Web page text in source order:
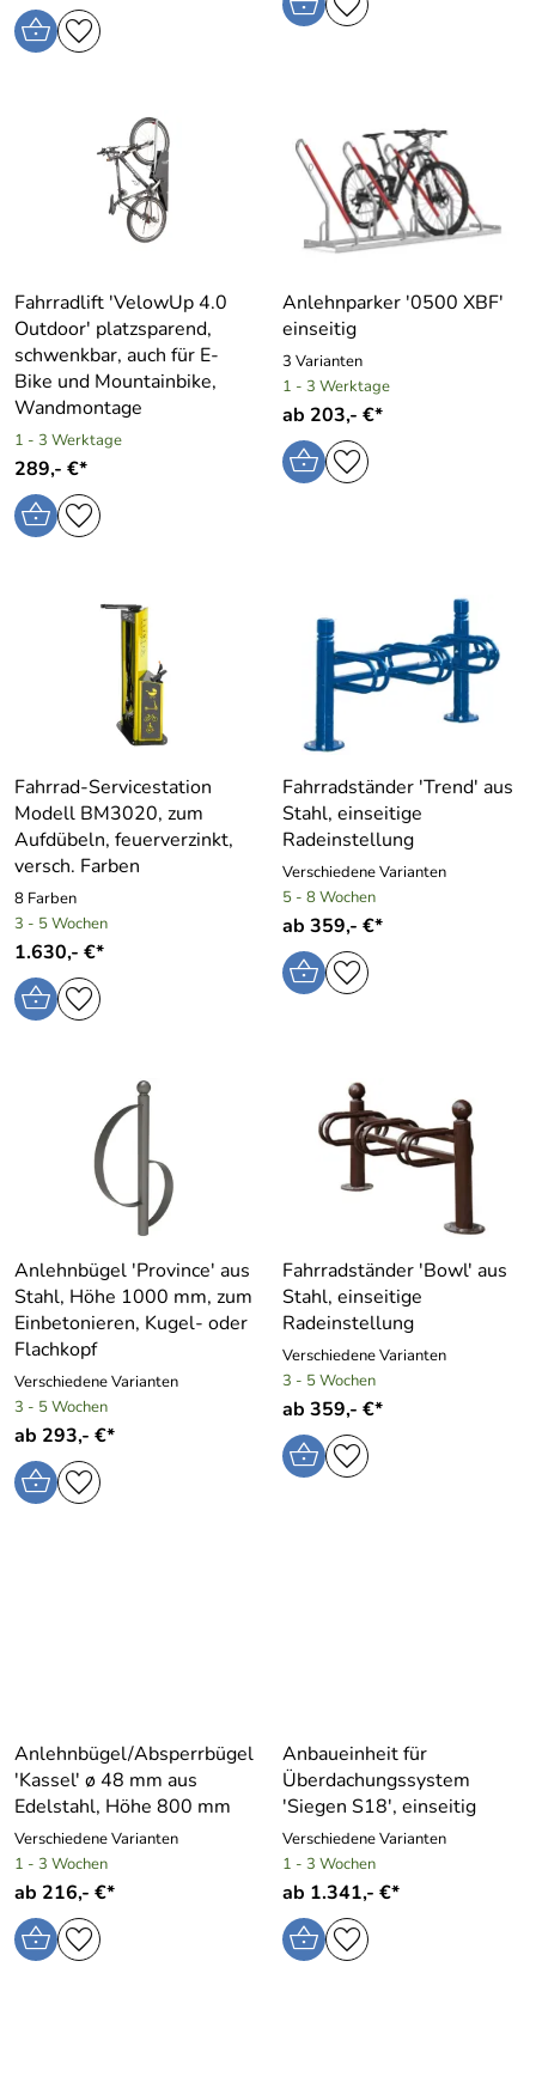
Fahrradlift ′VelowUp 4.0
Outdoor′ platzsparend,
schwenkbar, auch für E-
Bike und Mountainbike,
Wandmontage
1 - 3 Werktage
289,- €*
Anlehnparker ′0500 XBF′
einseitig
3 Varianten
1 - 3 Werktage
ab 203,- €*
Fahrrad-Servicestation
Modell BM3020, zum
Aufdübeln, feuerverzinkt,
versch. Farben
8 Farben
3 - 5 Wochen
1.630,- €*
Fahrradständer ′Trend′ aus
Stahl, einseitige
Radeinstellung
Verschiedene Varianten
5 - 8 Wochen
ab 359,- €*
Anlehnbügel ′Province′ aus
Stahl, Höhe 1000 mm, zum
Einbetonieren, Kugel- oder
Flachkopf
Verschiedene Varianten
3 - 5 Wochen
ab 293,- €*
Fahrradständer ′Bowl′ aus
Stahl, einseitige
Radeinstellung
Verschiedene Varianten
3 - 5 Wochen
ab 359,- €*
Anlehnbügel/Absperrbügel
′Kassel′ ø 48 mm aus
Edelstahl, Höhe 800 mm
Verschiedene Varianten
1 - 3 Wochen
ab 216,- €*
Anbaueinheit für
Überdachungssystem
′Siegen S18′, einseitig
Verschiedene Varianten
1 - 3 Wochen
ab 1.341,- €*